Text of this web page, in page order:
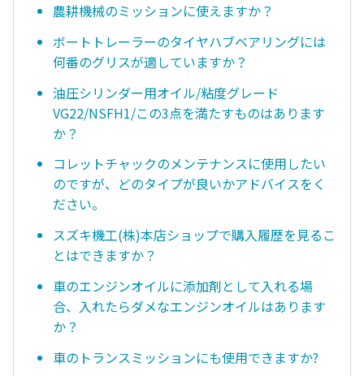
農耕機械のミッションに使えますか？
ボートトレーラーのタイヤハブベアリングには
何番のグリスが適していますか？
油圧シリンダー用オイル/粘度グレード
VG22/NSFH1/この3点を満たすものはあります
か？
コレットチャックのメンテナンスに使用したい
のですが、どのタイプが良いかアドバイスをく
ださい。
スズキ機工(株)本店ショップで購入履歴を見るこ
とはできますか？
車のエンジンオイルに添加剤として入れる場
合、入れたらダメなエンジンオイルはあります
か？
車のトランスミッションにも使用できますか?